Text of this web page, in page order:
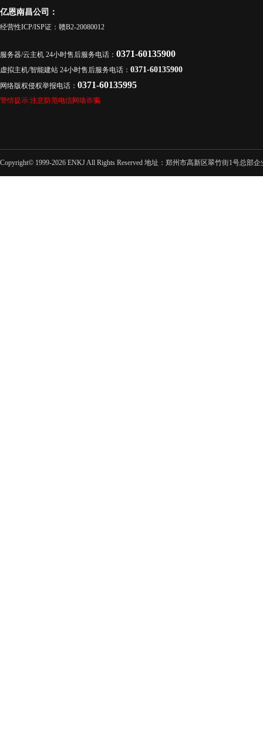
亿恩南昌公司：
经营性ICP/ISP证：赣B2-20080012
服务器/云主机 24小时售后服务电话： 0371-60135900
虚拟主机/智能建站 24小时售后服务电话： 0371-60135900
网络版权侵权举报电话： 0371-60135995
警情提示:注意防范电信网络诈骗
Copyright© 1999-2026 ENKJ All Rights Reserved 地址：郑州市高新区翠竹街1号